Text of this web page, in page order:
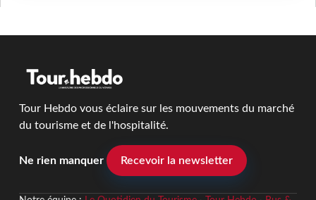
Tour Hebdo vous éclaire sur les mouvements du marché
du tourisme et de l'hospitalité.
Ne rien manquer Recevoir la newsletter